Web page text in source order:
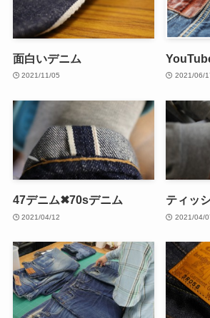
面白いデニム
2021/11/05 2021/06/
47デニム✖70sデニム
2021/04/12
ティッ
2021/04/